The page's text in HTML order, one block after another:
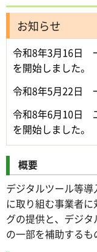
お知らせ
令和8年3月16日
を開始しました。
令和8年5月22日
令和8年6月10日
を開始しました。
概要
デジタルツール等
に取り組む事業者
グの提供と、デジ
の一部を補助するも